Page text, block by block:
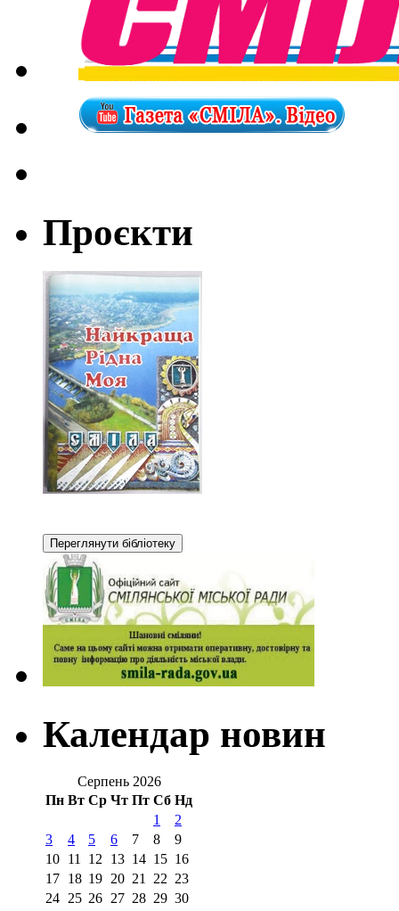
Проєкти
Календар новин
Серпень 2026
Пн Вт Ср Чт Пт Сб Нд
1
2
3
4 5 6 7 8
9
10 11 12 13 14 15 16
17 18 19 20 21 22 23
24 25 26 27 28 29 30